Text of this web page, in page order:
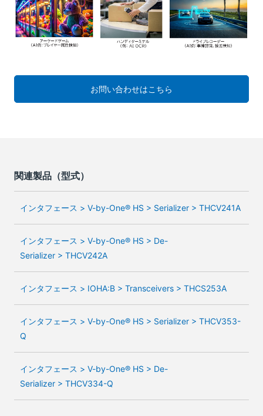
お問い合わせはこちら
関連製品（型式）
インタフェース > V-by-One® HS > Serializer > THCV241A
インタフェース > V-by-One® HS > De-
Serializer > THCV242A
インタフェース > IOHA:B > Transceivers > THCS253A
インタフェース > V-by-One® HS > Serializer > THCV353-
Q
インタフェース > V-by-One® HS > De-
Serializer > THCV334-Q